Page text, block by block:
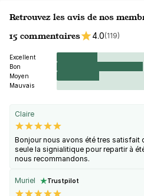
Retrouvez les avis de nos
15 commentaires
4.0(119)
Excellent
Bon
Moyen
Mauvais
Claire
Bonjour nous avons été tres satisfait
seule la signialitique pour repartir à
nous recommandons.
Muriel Trustpilot